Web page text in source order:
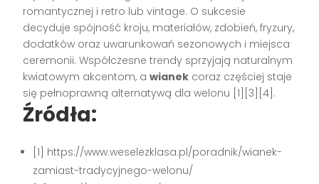
romantycznej i retro lub vintage. O sukcesie
decyduje spójność kroju, materiałów, zdobień, fryzury,
dodatków oraz uwarunkowań sezonowych i miejsca
ceremonii. Współczesne trendy sprzyjają naturalnym
kwiatowym akcentom, awianek coraz częściej staje
się pełnoprawną alternatywą dla welonu [1][3][4].
Źródła:
[1] https://www.weselezklasa.pl/poradnik/wianek-
zamiast-tradycyjnego-welonu/